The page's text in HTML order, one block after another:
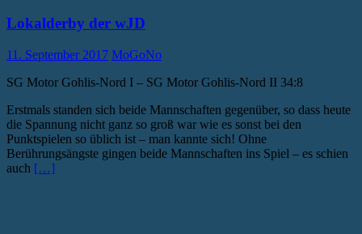
Lokalderby der wJD
11. September 2017 MoGoNo
SG Motor Gohlis-Nord I – SG Motor Gohlis-Nord II 34:8
Erstmals standen sich beide Mannschaften gegenüber, so dass heute
die Spannung nicht ganz so groß war wie es sonst bei den
Punktspielen so üblich ist – man kannte sich! Ohne
Berührungsängste gingen beide Mannschaften ins Spiel – es schien
auch […]